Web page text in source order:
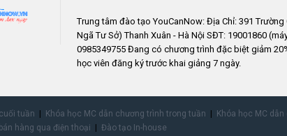
Trung tâm đào tạo YouCanNow: Địa Chỉ: 391 Trường
Ngã Tư Sở) Thanh Xuân - Hà Nội SĐT: 19001860
0985349755 Đang có chương trình đặc biệt giảm
học viên đăng ký trước khai giảng 7 ngày.
tuần Khóa học MC dẫn chương trình trong tuần Khóa học MC
hàng qua điện thoại Đào tạo In-house